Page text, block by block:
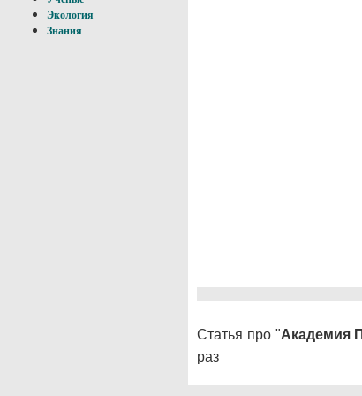
Экология
Знания
Статья про "Академия
раз